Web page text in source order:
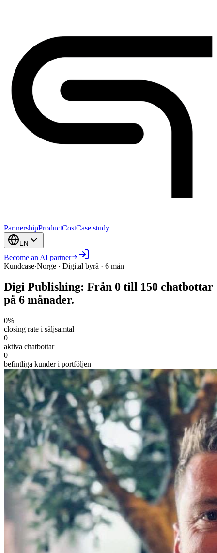
PartnershipProductCostCase study
EN
Become an AI partner
Kundcase·Norge · Digital byrå · 6 mån
Digi Publishing: Från 0 till 150 chatbottar
på 6 månader.
0%
closing rate i säljsamtal
0+
aktiva chatbottar
0
befintliga kunder i portföljen